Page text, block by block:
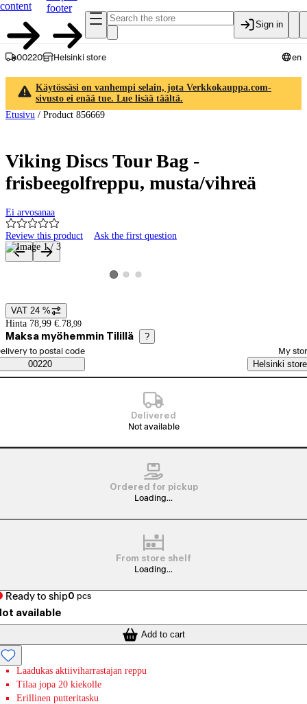
content
footer
Sign in
00220 Helsinki store en
Käytössäsi on vanhempi selain, jota Verkkokauppa.com-
sivusto ei enää tue. Lue lisää täältä.
Etusivu / Product 856669
Viking Discs Tour Bag -
frisbeegolfreppu, musta/vihreä
Ei arvosanaa
Review this product Ask the first question
Product images and videos
View product image 1
View product image 2
View product image 3
Price details
VAT 24 %
Hinta 78,99 €. 78,99
Maksa myöhemmin Tilillä ?
Saatavuustiedot
order method
to postal code
00220
My
Helsinki store
Delivered
Not available
Ordered for pickup
Loading...
From store shelf
Loading...
Ready to ship0 pcs
available
Add to cart
Laadukas aktiiviharrastajan reppu
Tilaa jopa 20 kiekolle
Erillinen putteritasku